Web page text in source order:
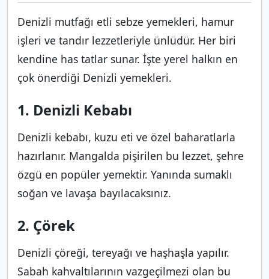
Denizli mutfağı etli sebze yemekleri, hamur
işleri ve tandır lezzetleriyle ünlüdür. Her biri
kendine has tatlar sunar. İşte yerel halkın en
çok önerdiği Denizli yemekleri.
1. Denizli Kebabı
Denizli kebabı, kuzu eti ve özel baharatlarla
hazırlanır. Mangalda pişirilen bu lezzet, şehre
özgü en popüler yemektir. Yanında sumaklı
soğan ve lavaşa bayılacaksınız.
2. Çörek
Denizli çöreği, tereyağı ve haşhaşla yapılır.
Sabah kahvaltılarının vazgeçilmezi olan bu